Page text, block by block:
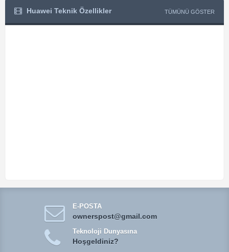
Huawei Teknik Özellikler TÜMÜNÜ GÖSTER
E-POSTA
ownerspost@gmail.com
Teknoloji Dunyasına
Hoşgeldiniz?